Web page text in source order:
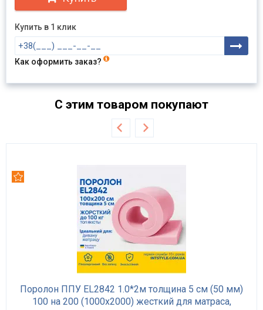
Купить в 1 клик
Как оформить заказ?
С этим товаром покупают
Поролон ППУ EL2842 1.0*2м толщина 5 см (50 мм)
100 на 200 (1000х2000) жесткий для матраса,